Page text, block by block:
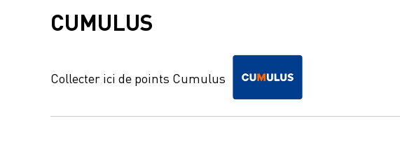
CUMULUS
Collecter ici de points Cumulus